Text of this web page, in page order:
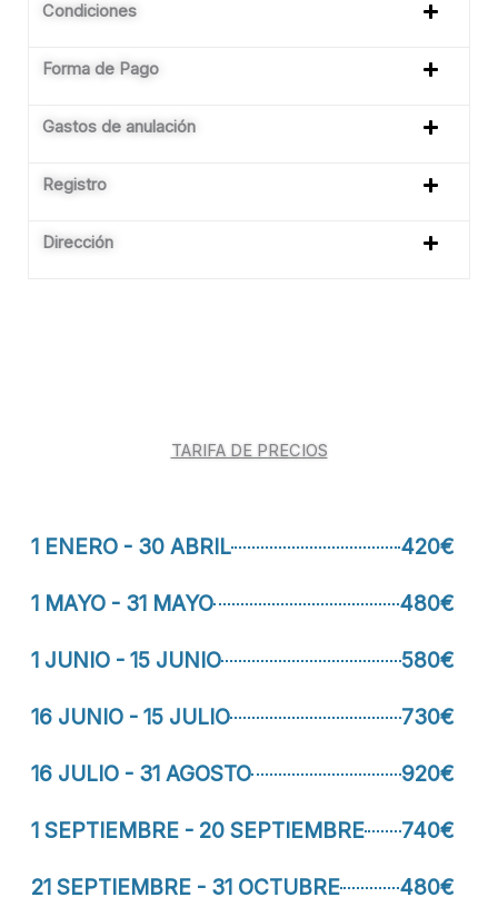
Condiciones
Forma de Pago
Gastos de anulación
Registro
Dirección
TARIFA DE PRECIOS
1 ENERO - 30 ABRIL 420€
1 MAYO - 31 MAYO 480€
1 JUNIO - 15 JUNIO 580€
16 JUNIO - 15 JULIO 730€
16 JULIO - 31 AGOSTO 920€
1 SEPTIEMBRE - 20 SEPTIEMBRE 740€
21 SEPTIEMBRE - 31 OCTUBRE 480€